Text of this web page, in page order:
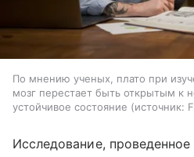
По мнению ученых, плато при
мозг перестает быть открытым к
устойчивое состояние
источник:
Исследование,